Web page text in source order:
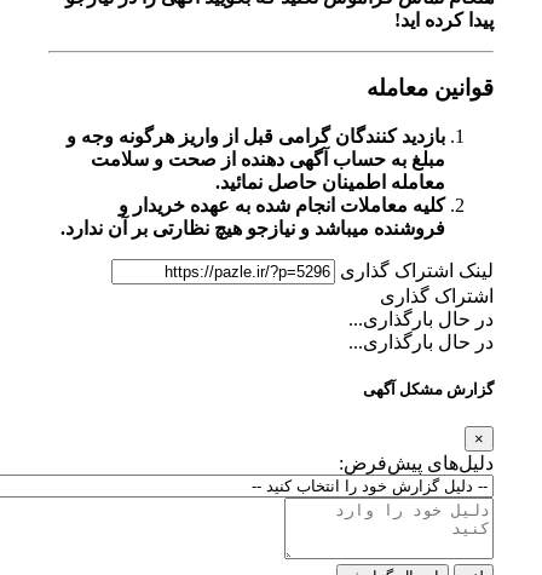
پیدا کرده اید!
قوانین معامله
بازدید کنندگان گرامی قبل از واریز هرگونه وجه و
مبلغ به حساب آگهی دهنده از صحت و سلامت
معامله اطمینان حاصل نمائید.
کلیه معاملات انجام شده به عهده خریدار و
فروشنده میباشد و نیازجو هیچ نظارتی بر آن ندارد.
لینک اشتراک گذاری
اشتراک گذاری
در حال بارگذاری...
در حال بارگذاری...
گزارش مشکل آگهی
دلیل‌های پیش‌فرض: